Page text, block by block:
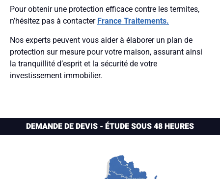
Pour obtenir une protection efficace contre les termites,
n’hésitez pas à contacter France Traitements.
Nos experts peuvent vous aider à élaborer un plan de
protection sur mesure pour votre maison, assurant ainsi
la tranquillité d’esprit et la sécurité de votre
investissement immobilier.
DEMANDE DE DEVIS - ÉTUDE SOUS 48 HEURES